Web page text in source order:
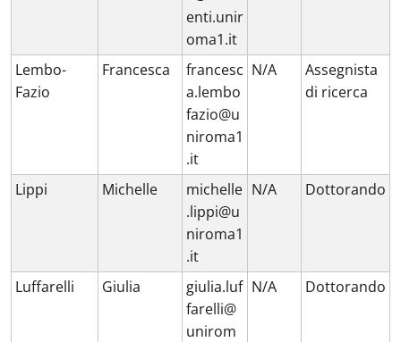
enti.unir
oma1.it
Lembo-
Fazio
Francesca
francesc
a.lembo
fazio@u
niroma1
.it
N/A
Assegnista
di ricerca
Lippi Michelle
michelle
.lippi@u
niroma1
.it
N/A Dottorando
Luffarelli Giulia
giulia.luf
farelli@
unirom
N/A Dottorando